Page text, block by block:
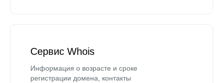
Сервис Whois
Информация о возрасте и сроке
регистрации домена, контакты